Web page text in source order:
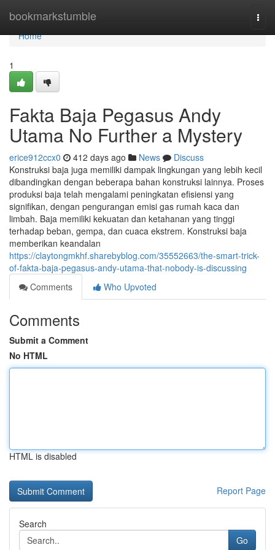
bookmarkstumble
Home
Home
1
Fakta Baja Pegasus Andy
Utama No Further a Mystery
erice912ccx0 412 days ago News
Discuss
Konstruksi baja juga memiliki dampak lingkungan yang lebih kecil
dibandingkan dengan beberapa bahan konstruksi lainnya. Proses
produksi baja telah mengalami peningkatan efisiensi yang
signifikan, dengan pengurangan emisi gas rumah kaca dan
limbah. Baja memiliki kekuatan dan ketahanan yang tinggi
terhadap beban, gempa, dan cuaca ekstrem. Konstruksi baja
memberikan keandalan
https://claytongmkhf.sharebyblog.com/35552663/the-smart-trick-
of-fakta-baja-pegasus-andy-utama-that-nobody-is-discussing
Comments
Who Upvoted
Comments
Submit a Comment
No HTML
HTML is disabled
Report Page
Search
Go